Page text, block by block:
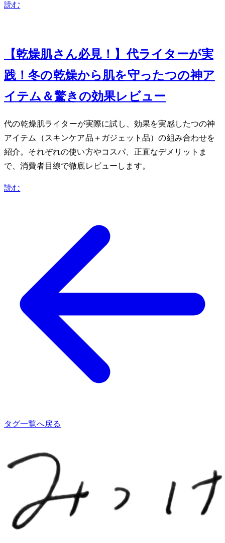
読む
【乾燥肌さん必見！】30代ライターが実
践！冬の乾燥から肌を守った5つの神ア
イテム＆驚きの効果レビュー
30代の乾燥肌ライターが実際に試し、効果を実感した5つの神
アイテム（スキンケア4品＋ガジェット1品）の組み合わせを
紹介。それぞれの使い方やコスパ、正直なデメリットま
で、消費者目線で徹底レビューします。
読む
タグ一覧へ戻る